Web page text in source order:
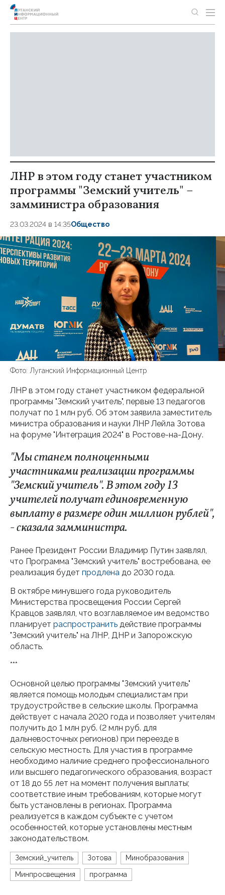
ЛНР в этом году станет участником
программы "Земский учитель" –
замминистра образования
23.03.2024 в 14:35Общество
Фото: Луганский Информационный Центр
ЛНР в этом году станет участником федеральной
программы "Земский учитель", первые 13 педагогов
получат по 1 млн руб. Об этом заявила заместитель
министра образования и науки ЛНР Лейла Зотова
на форуме "Интеграция 2024" в Ростове-на-Дону.
"Мы станем полноценными
участниками реализации программы
"Земский учитель". В этом году 13
учителей получат единовременную
выплату в размере один миллион рублей",
- сказала замминистра.
Ранее Президент России Владимир Путин заявлял,
что Программа "Земский учитель" востребована, ее
реализация будет продлена до 2030 года.
В октябре минувшего года руководитель
Министерства просвещения России Сергей
Кравцов заявлял, что возглавляемое им ведомство
планирует распространить действие программы
"Земский учитель" на ЛНР, ДНР и Запорожскую
область.
***
Основной целью программы "Земский учитель"
является помощь молодым специалистам при
трудоустройстве в сельские школы. Программа
действует с начала 2020 года и позволяет учителям
получить до 1 млн руб. (2 млн руб. для
дальневосточных регионов) при переезде в
сельскую местность. Для участия в программе
необходимо наличие среднего профессионального
или высшего педагогического образования, возраст
от 18 до 55 лет на момент получения выплаты;
соответствие иным требованиям, которые могут
быть установлены в регионах. Программа
реализуется в каждом субъекте с учетом
особенностей, которые установлены местным
законодательством.
Земский_учитель Зотова Минобразования
Минпросвещения программа